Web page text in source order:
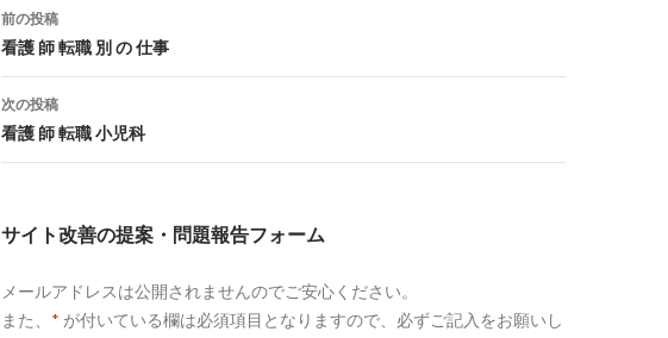
転職希望の1年目看護師ですが、どうしたらいいでしょうか | 看護師の ...
転職に迷う看護師の悩み！【※迷う原因と前向きに辞める方法！】
10 http://biyouseikei-labo.com/interest-in-a-orthopedic-
nurse/aptitude/appropriately/
投
稿
ナ
ゲ
シ
前の投稿
看護 師 転職 別 の 仕事
次の投稿
看護 師 転職 小児科
サイト改善の提案・問題報告フォーム
メールアドレスは公開されませんのでご安心ください。
また、 * が付いている欄は必須項目となりますので、必ずご記入をお願いし